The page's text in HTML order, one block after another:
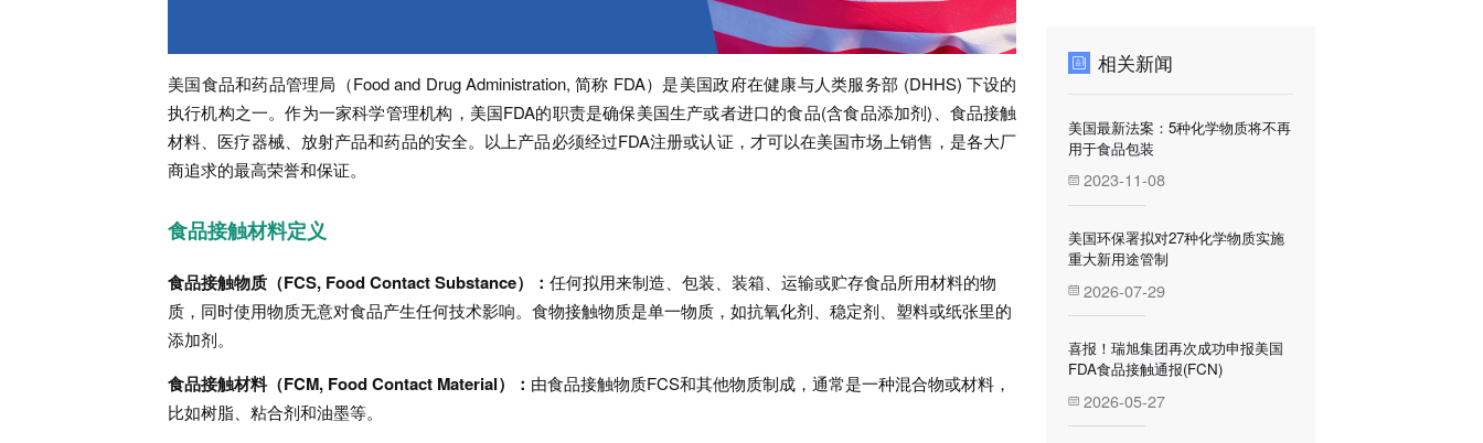
美国食品和药品管理局（Food and Drug Administration, 简称 FDA）是美国政府在健康与人类服务部 (DHHS) 下设的
执行机构之一。作为一家科学管理机构，美国FDA的职责是确保美国生产或者进口的食品(含食品添加剂)、食品接触
材料、医疗器械、放射产品和药品的安全。以上产品必须经过FDA注册或认证，才可以在美国市场上销售，是各大厂
商追求的最高荣誉和保证。
食品接触材料定义
食品接触物质（FCS, Food Contact Substance）： 任何拟用来制造、包装、装箱、运输或贮存食品所用材料的物
质，同时使用物质无意对食品产生任何技术影响。食物接触物质是单一物质，如抗氧化剂、稳定剂、塑料或纸张里的
添加剂。
食品接触材料（FCM, Food Contact Material）： 由食品接触物质FCS和其他物质制成，通常是一种混合物或材料，
比如树脂、粘合剂和油墨等。
相关新闻
美国最新法案：5种化学物质将不再
用于食品包装
2023-11-08
美国环保署拟对27种化学物质实施
重大新用途管制
2026-07-29
喜报！瑞旭集团再次成功申报美国
FDA食品接触通报(FCN)
2026-05-27